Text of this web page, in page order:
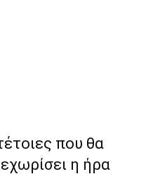
που θα
η ήρα